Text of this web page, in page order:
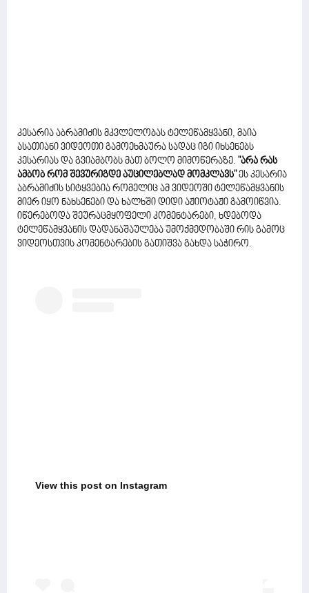
კესარია აბრამიძის მკვლელობას ტელეწამყვანი, მაია
ასათიანი ვიდეოთი გამოეხმაურა სადაც იგი იხსენებს
კესარიას და გვიამბობს მათ ბოლო მიმოწერაზე. "არა რას
ამბობ რომ შევურიგდე აუცილებლად მომკლავს" ეს კესარია
აბრამიძის სიტყვებია რომელიც ამ ვიდეოში ტელეწამყვანის
მიერ იყო ნახსენები და ხალხში დიდი აჟიოტაჟი გამოიწვია.
იწერებოდა შეურაცმყოფელი კომენტარები, ხდებოდა
ტელეწამყვანის დადანაშაულება უმოქმედობაში რის გამოც
ვიდეოსთვის კომენტარების გათიშვა გახდა საჭირო.
View this post on Instagram